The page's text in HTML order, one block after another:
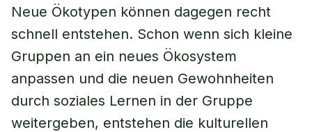
Neue Ökotypen können dagegen recht
schnell entstehen. Schon wenn sich kleine
Gruppen an ein neues Ökosystem
anpassen und die neuen Gewohnheiten
durch soziales Lernen in der Gruppe
weitergeben, entstehen die kulturellen